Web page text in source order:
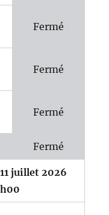
Fermé
Fermé
Fermé
Fermé
juillet 2026